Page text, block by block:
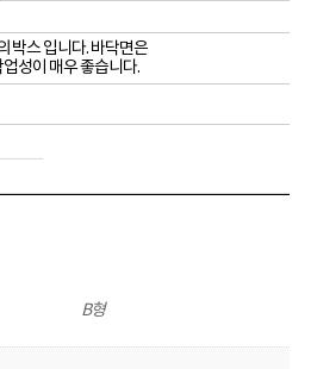
박스 입니다. 바닥면은
성이 매우 좋습니다.
B형